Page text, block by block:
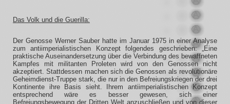
Das Volk und die Guerilla:
Der Genosse Werner Sauber hatte im Januar 1975 in einer Analyse
zum antiimperialistischen Konzept folgendes geschrieben: „Eine
praktische Auseinandersetzung über die Verbindung des bewaffneten
Kampfes mit militanten Proleten wird von den Genossen nicht
akzeptiert. Stattdessen machen sich die Genossen als revolutionäre
Geheimdienst-Truppe stark, die nur in den Befreiungskriegen der drei
Kontinente ihre Basis sieht. Ihrem antiimperialistischen Konzept
entsprechend wäre es besser gewesen, sich einer
Befreiungsbewegung der Dritten Welt anzuschließen und von dieser